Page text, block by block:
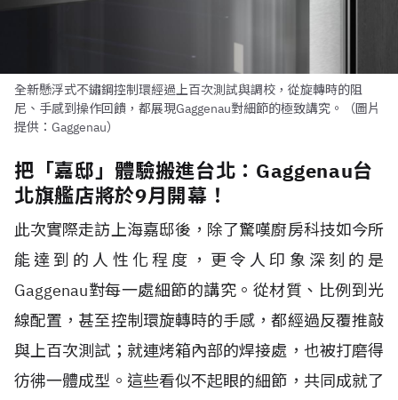
全新懸浮式不鏽鋼控制環經過上百次測試與調校，從旋轉時的阻
尼、手感到操作回饋，都展現Gaggenau對細節的極致講究。（圖片
提供：Gaggenau）
把「嘉邸」體驗搬進台北：Gaggenau台
北旗艦店將於9月開幕！
此次實際走訪上海嘉邸後，除了驚嘆廚房科技如今所
能達到的人性化程度，更令人印象深刻的是
Gaggenau對每一處細節的講究。從材質、比例到光
線配置，甚至控制環旋轉時的手感，都經過反覆推敲
與上百次測試；就連烤箱內部的焊接處，也被打磨得
彷彿一體成型。這些看似不起眼的細節，共同成就了